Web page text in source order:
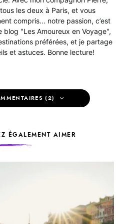
les deux à Paris, et vous
compris... notre passion, c’est
blog "Les Amoureux en Voyage",
préférées, et je partage
et astuces. Bonne lecture!
(2)
ÉGALEMENT AIMER